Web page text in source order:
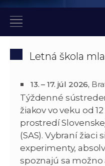
Letná škola
13. – 17. júl 2026,
Týždenné
žiakov vo veku od
prostredí
(SAS). Vybraní žiaci
experimenty,
spoznajú sa